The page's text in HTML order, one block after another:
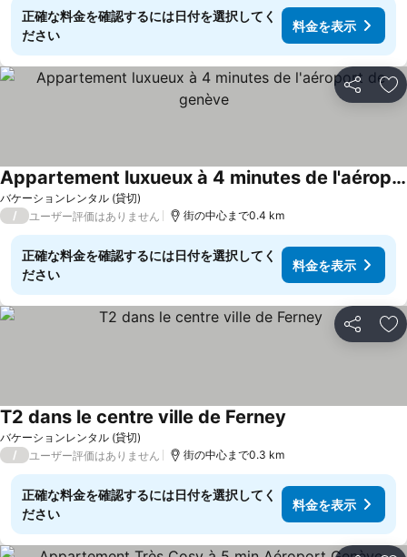
正確な料金を確認するには日付を選択してく
ださい
料金を表示
シェア お
バケーションレンタル (貸切)
Appartement luxueux à 4 minutes de l'aéroport de genève
/ ユーザー評価はありません 街の中心まで0.4 km
正確な料金を確認するには日付を選択してく
ださい
料金を表示
シェア お
バケーションレンタル (貸切)
T2 dans le centre ville de Ferney
/ ユーザー評価はありません 街の中心まで0.3 km
正確な料金を確認するには日付を選択してく
ださい
料金を表示